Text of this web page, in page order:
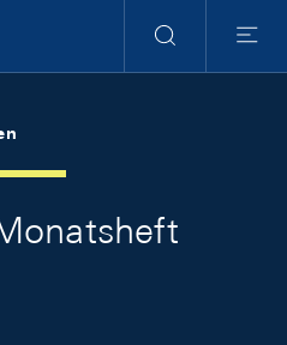
Suche
Menu